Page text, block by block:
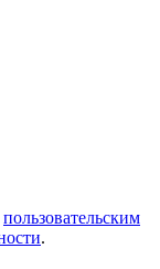
пользовательским
.